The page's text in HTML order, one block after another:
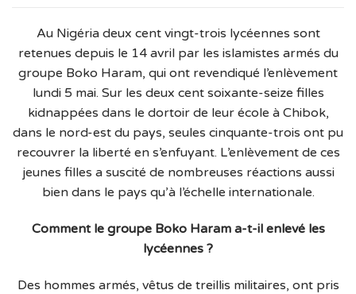
Au Nigéria deux cent vingt-trois lycéennes sont
retenues depuis le 14 avril par les islamistes armés du
groupe Boko Haram, qui ont revendiqué l’enlèvement
lundi 5 mai. Sur les deux cent soixante-seize filles
kidnappées dans le dortoir de leur école à Chibok,
dans le nord-est du pays, seules cinquante-trois ont pu
recouvrer la liberté en s’enfuyant. L’enlèvement de ces
jeunes filles a suscité de nombreuses réactions aussi
bien dans le pays qu’à l’échelle internationale.
Comment le groupe Boko Haram a-t-il enlevé les
lycéennes ?
Des hommes armés, vêtus de treillis militaires, ont pris